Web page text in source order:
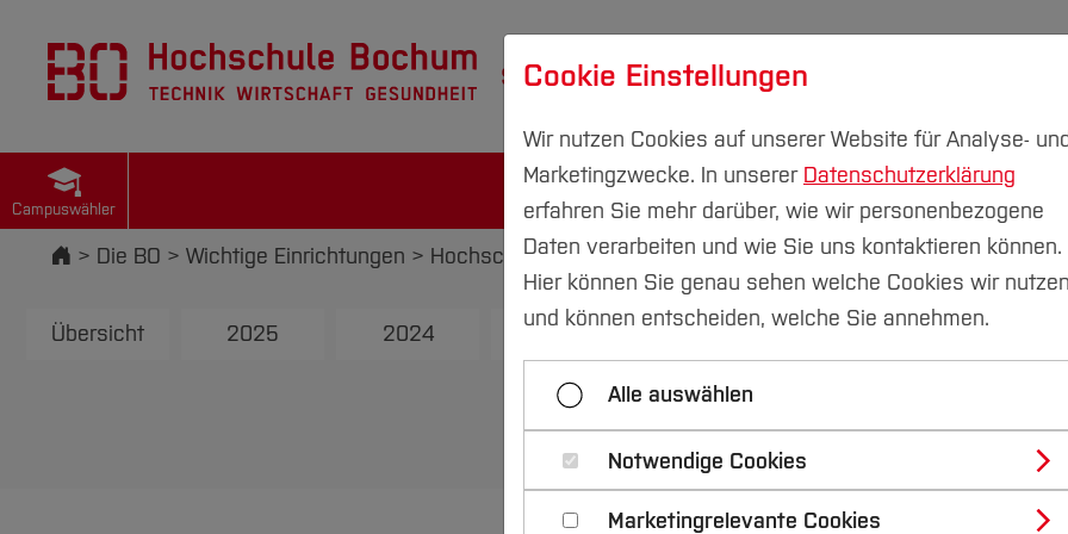
Studium Forschung & Transfer
Campuswähler
Startseite
Die BO Wichtige Einrichtungen Hochschulkommunikation Pressemitteilungen
Übersicht 2025 2024 2023 2022 2021
Cookie Einstellungen
Wir nutzen Cookies auf unserer Website für Analyse- und
Marketingzwecke. In unserer Datenschutzerklärung
erfahren Sie mehr darüber, wie wir personenbezogene
Daten verarbeiten und wie Sie uns kontaktieren können.
Hier können Sie genau sehen welche Cookies wir nutzen
und können entscheiden, welche Sie annehmen.
Alle auswählen
Notwendige Cookies
Marketingrelevante Cookies